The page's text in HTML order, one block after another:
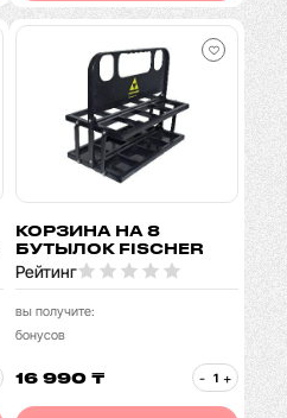
КОРЗИНА НА 8
БУТЫЛОК FISCHER
Рейтинг
вы получите:
бонусов
16 990 ₸ - +